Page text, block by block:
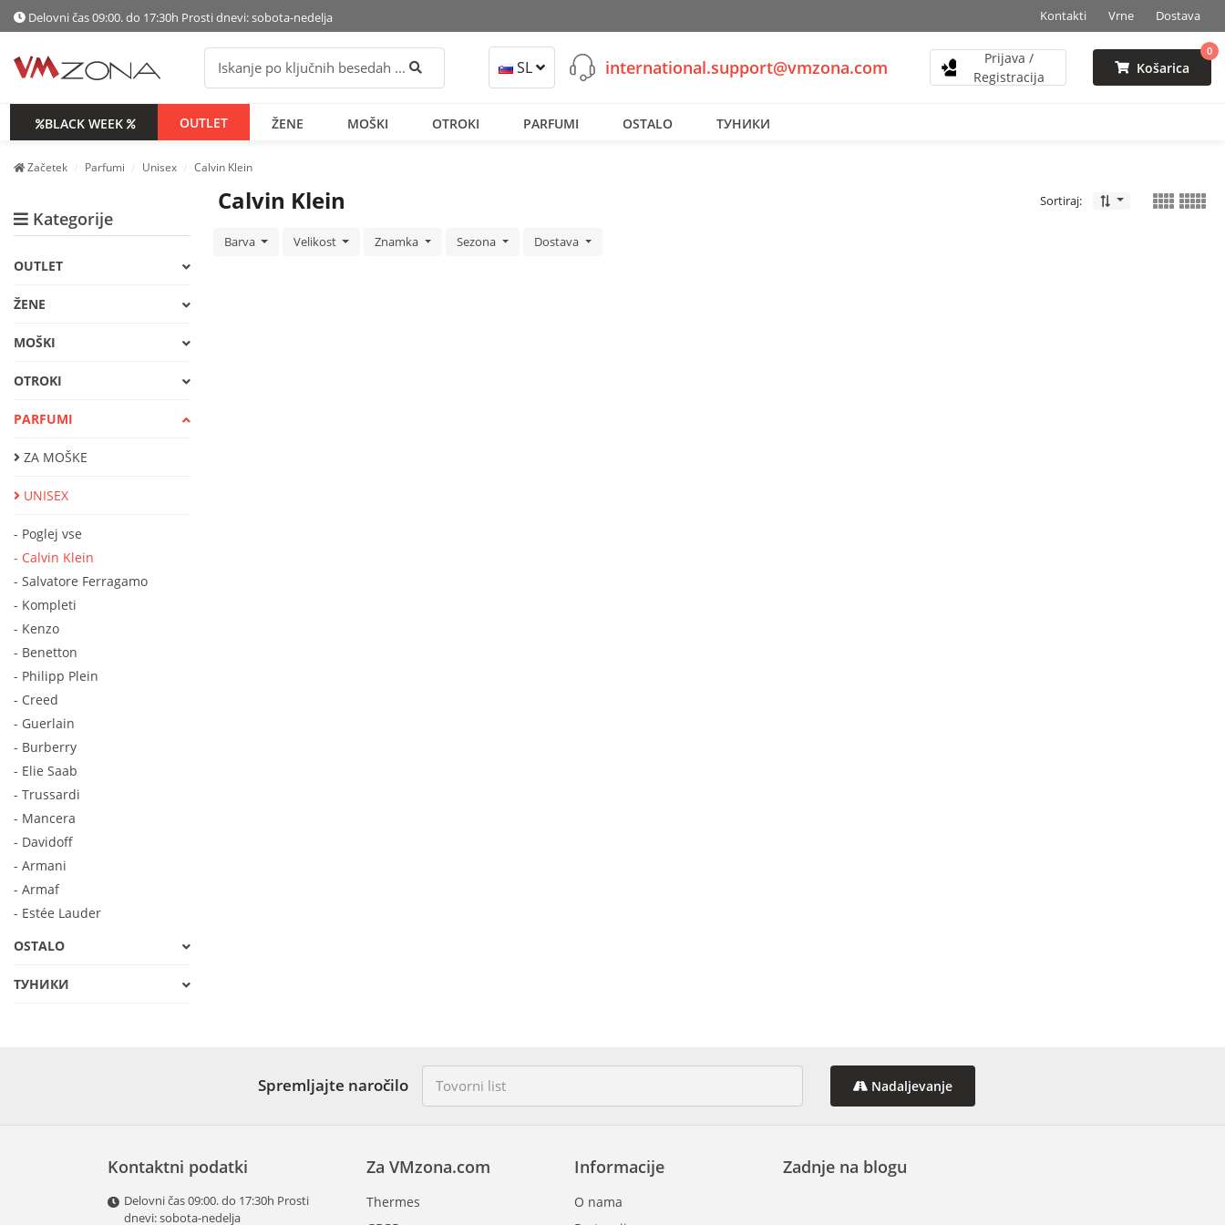
Delovni čas 09:00. do 17:30h Prosti dnevi: sobota-nedelja Kontakti Vrne Dostava
Išči SL international.support@vmzona.com
Prijava /
Registracija
Košarica
0
BLACK WEEK OUTLET ŽENE MOŠKI OTROKI PARFUMI OSTALO ТУНИКИ
Začetek Parfumi Unisex Calvin Klein
Kategorije
OUTLET
ŽENE
MOŠKI
OTROKI
PARFUMI
ZA MOŠKE
UNISEX
- Poglej vse
- Calvin Klein
- Salvatore Ferragamo
- Kompleti
- Kenzo
- Benetton
- Philipp Plein
- Creed
- Guerlain
- Burberry
- Elie Saab
- Trussardi
- Mancera
- Davidoff
- Armani
- Armaf
- Estée Lauder
OSTALO
ТУНИКИ
Calvin Klein Sortiraj:
Barva Velikost Znamka Sezona Dostava
Spremljajte naročilo Nadaljevanje
Kontaktni podatki
Delovni čas 09:00. do 17:30h Prosti
dnevi: sobota-nedelja
Informacije
O nama
Za VMzona.com
Thermes
Zadnje na blogu